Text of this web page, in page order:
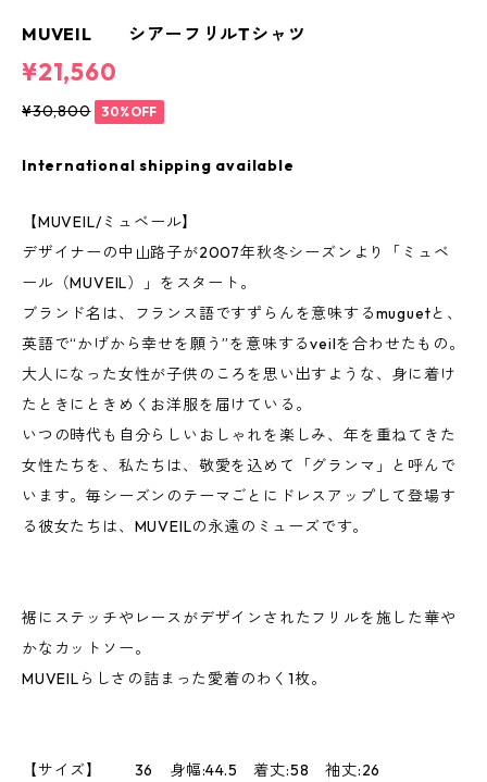
MUVEIL シアーフリルTシャツ
¥21,560
¥30,800 30%OFF
International shipping available
【MUVEIL/ミュベール】
デザイナーの中山路子が2007年秋冬シーズンより「ミュベ
ール（MUVEIL）」をスタート。
ブランド名は、フランス語ですずらんを意味するmuguetと、
英語で“かげから幸せを願う”を意味するveilを合わせたもの。
大人になった女性が子供のころを思い出すような、身に着け
たときにときめくお洋服を届けている。
いつの時代も自分らしいおしゃれを楽しみ、年を重ねてきた
女性たちを、私たちは、敬愛を込めて「グランマ」と呼んで
います。毎シーズンのテーマごとにドレスアップして登場す
る彼女たちは、MUVEILの永遠のミューズです。
裾にステッチやレースがデザインされたフリルを施した華や
かなカットソー。
MUVEILらしさの詰まった愛着のわく1枚。
【サイズ】 36 身幅:44.5 着丈:58 袖丈:26